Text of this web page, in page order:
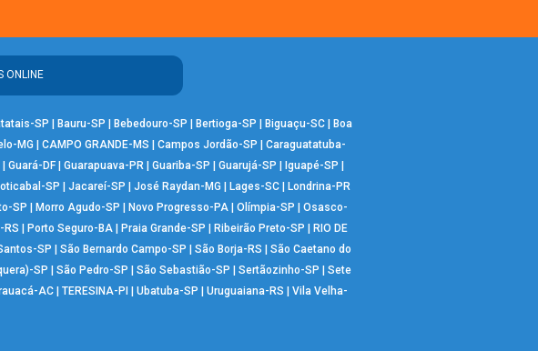
ONLINE
SP | Bauru-SP | Bebedouro-SP | Bertioga-SP | Biguaçu-SC| Boa
MG | CAMPO GRANDE-MS | Campos Jordão-SP | Caraguatatuba-
| Guará-DF | Guarapuava-PR | Guariba-SP | Guarujá-SP | Iguapé-SP |
SP | Jacareí-SP | José Raydan-MG | Lages-SC| Londrina-PR
SP | Morro Agudo-SP | Novo Progresso-PA | Olímpia-SP | Osasco-
RS | Porto Seguro-BA| Praia Grande-SP | Ribeirão Preto-SP | RIO DE
SP | São Bernardo Campo-SP | São Borja-RS | São Caetano do
SP | São Pedro-SP | São Sebastião-SP | Sertãozinho-SP | Sete
AC| TERESINA-PI | Ubatuba-SP | Uruguaiana-RS | Vila Velha-